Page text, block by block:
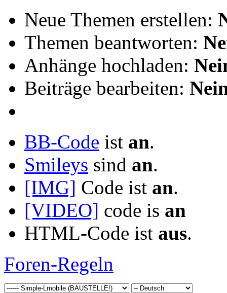
Neue Themen erstellen:
Themen beantworten:
Anhänge hochladen:
Beiträge bearbeiten:
BB-Code ist an.
Smileys sind an.
[IMG] Code ist an.
[VIDEO] code is an
HTML-Code ist aus.
Foren-Regeln